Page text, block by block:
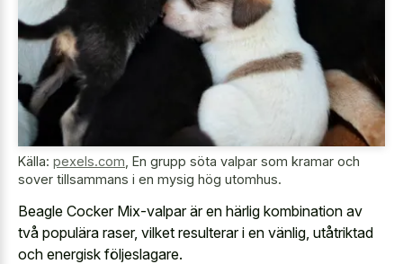
Källa: pexels.com En grupp söta valpar som kramar och
sover tillsammans i en mysig hög utomhus.
Beagle Cocker Mix-valpar är en härlig kombination av
två populära raser, vilket resulterar i en vänlig, utåtriktad
och energisk följeslagare.